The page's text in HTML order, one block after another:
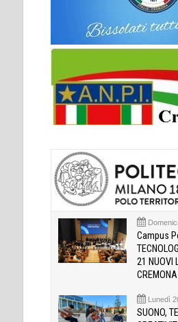
Campus
21 NUOVI
CREMONA
Lunedì
SUONO,